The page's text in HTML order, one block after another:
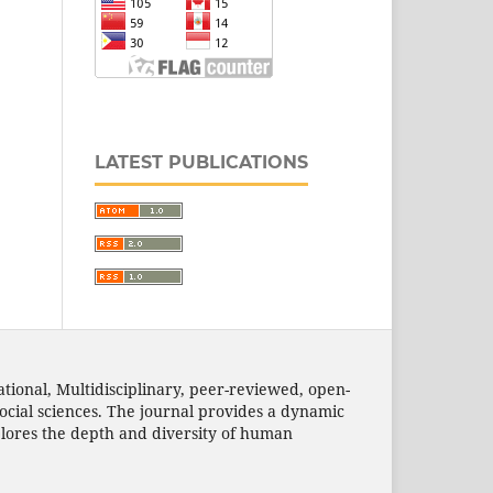
LATEST PUBLICATIONS
Multidisciplinary, peer-reviewed, open-
sciences. The journal provides a dynamic
the depth and diversity of human